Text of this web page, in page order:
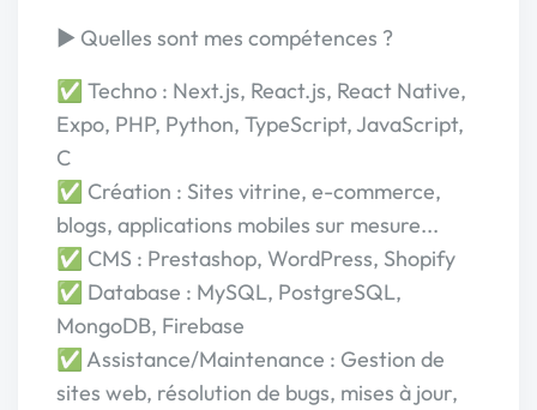
► Quelles sont mes compétences ?
✅ Techno : Next.js, React.js, React Native,
Expo, PHP, Python, TypeScript, JavaScript,
C
✅ Création : Sites vitrine, e-commerce,
blogs, applications mobiles sur mesure...
✅ CMS : Prestashop, WordPress, Shopify
✅ Database : MySQL, PostgreSQL,
MongoDB, Firebase
✅ Assistance/Maintenance : Gestion de
sites web, résolution de bugs, mises à jour,